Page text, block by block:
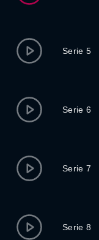
Serie 5
Serie 6
Serie 7
Serie 8